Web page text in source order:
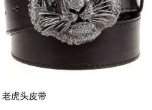
老虎头皮带